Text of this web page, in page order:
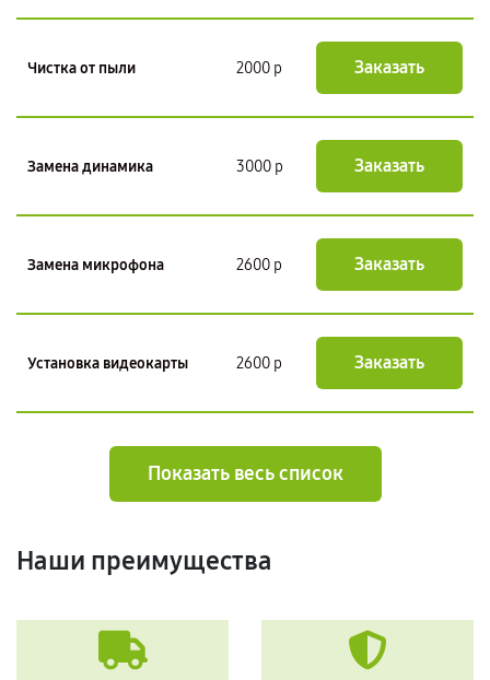
Чистка от пыли 2000 р Заказать
Замена динамика 3000 р Заказать
Замена микрофона 2600 р Заказать
Установка видеокарты 2600 р Заказать
Показать весь список
Наши преимущества